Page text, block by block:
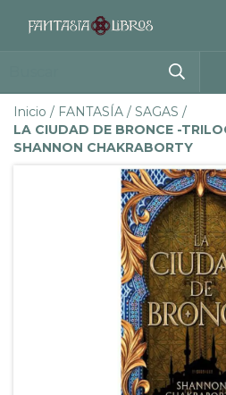
Inicio / FANTASÍA / SAGAS /
LA CIUDAD DE BRONCE -
SHANNON CHAKRABORTY